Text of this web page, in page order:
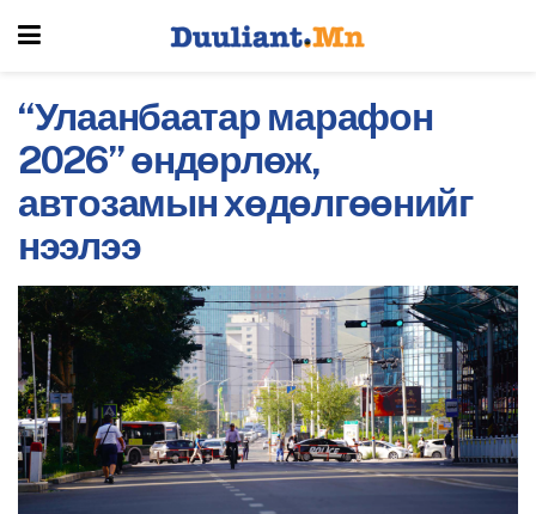
“Улаанбаатар марафон
2026” өндөрлөж,
автозамын хөдөлгөөнийг
нээлээ